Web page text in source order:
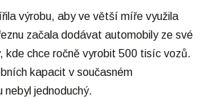
výrobu, aby ve větší míře využila
začala dodávat automobily ze své
kde chce ročně vyrobit 500 tisíc vozů.
kapacit v současném
nebyl jednoduchý.